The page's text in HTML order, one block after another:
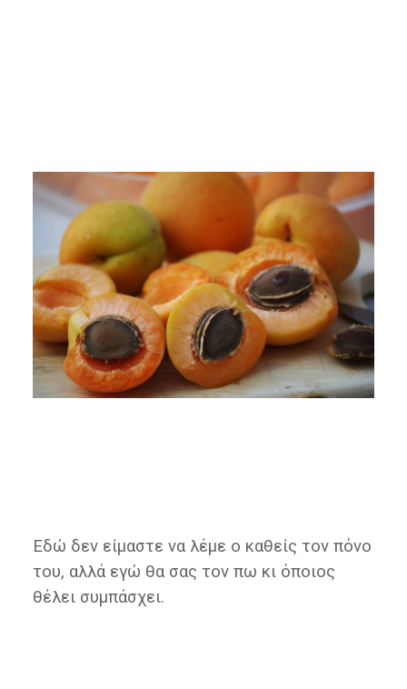
Εδώ δεν είμαστε να λέμε ο καθείς τον πόνο
του, αλλά εγώ θα σας τον πω κι όποιος
θέλει συμπάσχει.